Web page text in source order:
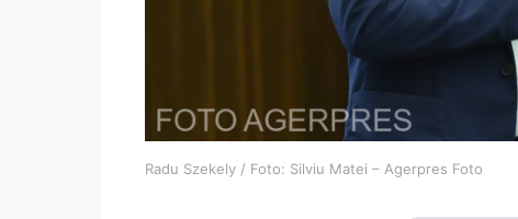
Radu Szekely / Foto: Silviu Matei – Agerpres Foto